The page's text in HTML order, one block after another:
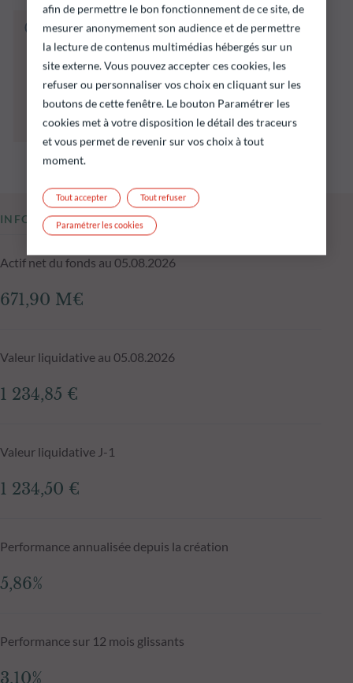
Le fonds ci‑dessous présente notamment un
risque de perte en capital.
Il est rappelé que les performances passées ne
préjugent pas des performances futures et ne
sont pas constantes dans le temps.
L’atteinte des objectifs d’investissement ne
peut être garantie.
INFORMATIONS CLÉS
Actif net du fonds au 05.08.2026
671,90 M€
Valeur liquidative au 05.08.2026
1 234,85 €
Valeur liquidative J-1
1 234,50 €
Performance annualisée depuis la création
5,86%
Performance sur 12 mois glissants
3,10%
afin de permettre le bon fonctionnement de ce site, de
mesurer anonymement son audience et de permettre
la lecture de contenus multimédias hébergés sur un
site externe. Vous pouvez accepter ces cookies, les
refuser ou personnaliser vos choix en cliquant sur les
boutons de cette fenêtre. Le bouton Paramétrer les
cookies met à votre disposition le détail des traceurs
et vous permet de revenir sur vos choix à tout
moment.
Tout refuser
Tout accepter
Paramétrer les cookies